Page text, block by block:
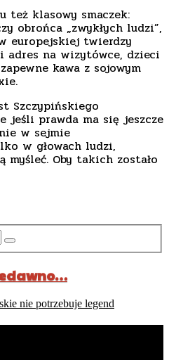
też klasowy smaczek:
obrońca „zwykłych ludzi”,
europejskiej twierdzy
adres na wizytówce, dzieci
kawa z sojowym
Szczypińskiego
jeśli prawda ma się jeszcze
w sejmie
w głowach ludzi,
Oby takich zostało